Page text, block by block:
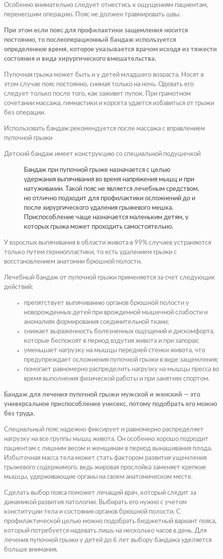
Особенно внимательно следует отнестись к ощущениям пациентам,
перенесшим операцию. Пояс не должен травмировать швы.
При этом если пояс для профилактики защемления носится
постоянно, то послеоперационный бандаж используется
определенное время, которое указывается врачом исходя из тяжести
состояния и вида хирургического вмешательства.
Пупочная грыжа может быть и у детей младшего возраста. Носят в
этом случае пояс постоянно, снимая только на ночь. Одевать его
следует только после того, как заживет пупок. При грамотном
сочетании массажа, гимнастики и корсета удается избавиться от грыжи
без операции.
Использовать бандаж рекомендуется после массажа с вправлением
пупочной грыжи
Детский бандаж имеет конструкцию со специальной подушечкой
Бандаж при пупочной грыже назначается с целью
удержания выпячивания во время напряжения мышц и при
натуживании. Такой пояс не является лечебным средством,
но отлично подходит для профилактики осложнений до и
после хирургического удаления грыжевого мешка.
Приспособление чаще назначается маленьким детям, у
которых грыжа может проходить самостоятельно.
У взрослых выпячивания в области живота в 99% случаев устраняются
только путем герниопластики, то есть удалением грыжи с
восстановлением анатомии брюшной полости.
Лечебный бандаж от пупочной грыжи применяется за счет следующих
действий:
препятствует выпячиванию органов брюшной полости у
новорожденных детей при врожденной мышечной слабости и
аномалиях формирования соединительной ткани;
снижает выраженность болезненных ощущений и дискомфорта,
которые беспокоят в период вздутия живота и при запорах;
уменьшает нагрузку на мышцы передней стенки живота, что
предупреждает осложнения пупочной грыжи в виде защемления;
помогает равномерно распределить нагрузку на мышцы пресса во
время выполнения физической работы и при занятиях спортом.
Бандаж для лечения пупочной грыжи мужской и женский — это
универсальное приспособление унисекс, потому подобрать его можно
без труда.
Специальный пояс надежно фиксирует и равномерно распределяет
нагрузку на все группы мышц живота. Он особенно хорошо подходит
пациентам с лишним весом и женщинам в период вынашивания плода.
Избыточная масса тела может стать фактором развития ущемления
грыжевого содержимого, ведь жировая прослойка заменяет крепкие
мышцы, удерживающие органы на своем анатомическом месте.
Сделать выбор пояса поможет лечащий врач, который следит за
динамикой развития патологии. Выбирать его нужно с учетом
конституции тела и состояния органов брюшной полости. С
профилактической целью можно подобрать бюджетный вариант пояса,
который потребуется надевать лишь на несколько часов в день. Для
лечения пупочной грыжи у детей до 6 лет выбору бандажа уделяется
больше внимания.